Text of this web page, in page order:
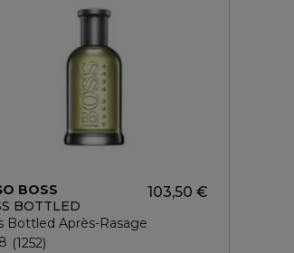
BOSS
BOTTLED
Bottled Après-Rasage
103,50 €
1252